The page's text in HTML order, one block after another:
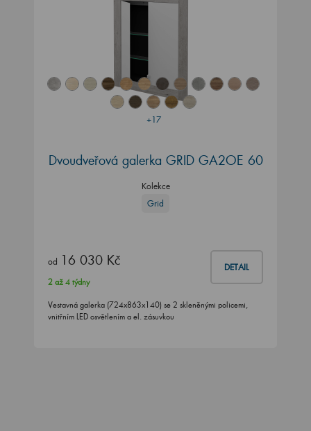
+17
Dvoudveřová galerka GRID GA2OE 60
Kolekce
Grid
od 16 030 Kč DETAIL
2 až 4 týdny
Vestavná galerka (724x863x140) se 2 skleněnými policemi,
vnitřním LED osvětlením a el. zásuvkou